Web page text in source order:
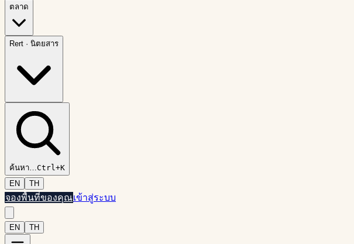
ตลาด
Rert · นิตยสาร
ค้นหา…Ctrl+K
EN
TH
จองพื้นที่ของคุณเข้าสู่ระบบ
EN TH